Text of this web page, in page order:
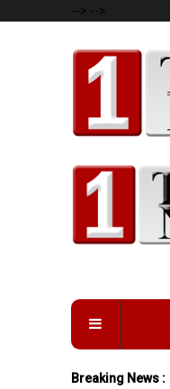
--> -->
Breaking News :